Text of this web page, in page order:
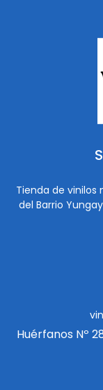
Tienda de vinilos
del Barrio
Huérfanos Nº